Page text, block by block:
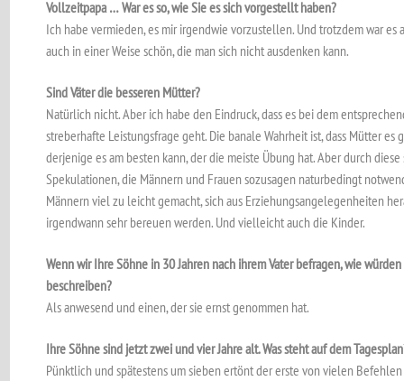
Vollzeitpapa … War es so, wie Sie es sich vorgestellt haben?
Ich habe vermieden, es mir irgendwie vorzustellen. Und trotzdem war es
auch in einer Weise schön, die man sich nicht ausdenken kann.
Sind Väter die besseren Mütter?
Natürlich nicht. Aber ich habe den Eindruck, dass es bei dem
streberhafte Leistungsfrage geht. Die banale Wahrheit ist, dass Mütter es
derjenige es am besten kann, der die meiste Übung hat. Aber durch
Spekulationen, die Männern und Frauen sozusagen naturbedingt
Männern viel zu leicht gemacht, sich aus Erziehungsangelegenheiten
irgendwann sehr bereuen werden. Und vielleicht auch die Kinder.
Wenn wir Ihre Söhne in 30 Jahren nach ihrem Vater befragen, wie
beschreiben?
Als anwesend und einen, der sie ernst genommen hat.
Ihre Söhne sind jetzt zwei und vier Jahre alt. Was steht auf dem
Pünktlich und spätestens um sieben ertönt der erste von vielen